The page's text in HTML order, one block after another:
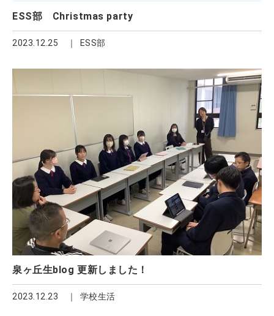
ESS部 Christmas party
2023.12.25 ESS部
泉ヶ丘生blog 更新しました！
2023.12.23 学校生活